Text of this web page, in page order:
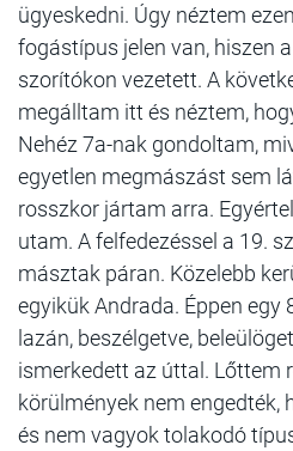
ügyeskedni. Úgy néztem
fogástípus jelen van, hiszen
szorítókon vezetett. A
megálltam itt és néztem,
Nehéz 7a-nak gondoltam,
egyetlen megmászást sem
rosszkor jártam arra.
utam. A felfedezéssel a 19.
másztak páran. Közelebb
egyikük Andrada. Éppen egy
lazán, beszélgetve,
ismerkedett az úttal. Lőttem
körülmények nem engedték,
és nem vagyok tolakodó